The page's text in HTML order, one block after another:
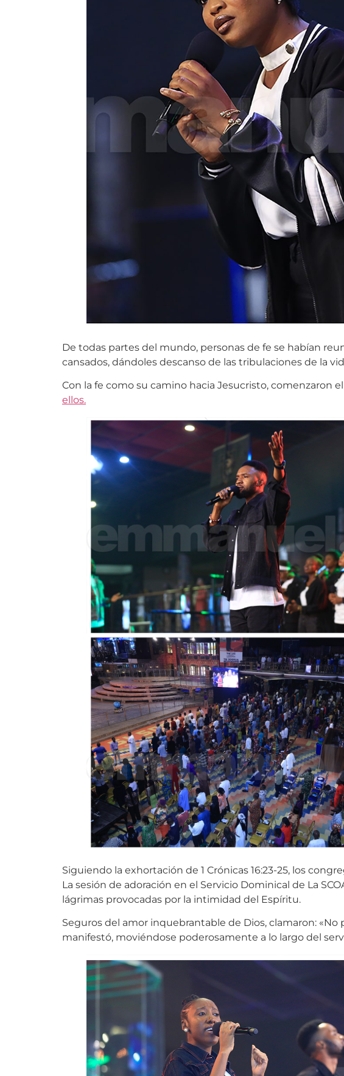
De todas partes del mundo, personas de fe se habían
cansados, dándoles descanso de las tribulaciones de la
Con la fe como su camino hacia Jesucristo, comenzaron
ellos.
Siguiendo la exhortación de 1 Crónicas 16:23-25, los
La sesión de adoración en el Servicio Dominical de La
lágrimas provocadas por la intimidad del Espíritu.
Seguros del amor inquebrantable de Dios, clamaron: «No
manifestó, moviéndose poderosamente a lo largo del